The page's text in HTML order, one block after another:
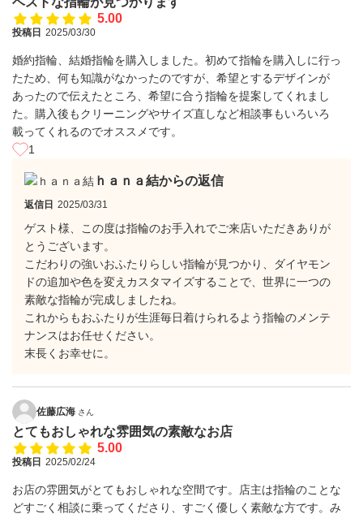
5.00
投稿日 2025/03/30
婚約指輪、結婚指輪を購入しました。初めて指輪を購入しに行っ
たため、何も知識がなかったのですが、希望とするデザインが
あったので伝えたところ、希望に合う指輪を提案してくれまし
た。購入後もクリーニングやサイズ直しなど相談事もいろいろ
載ってくれるのでオススメです。
1
ｈａｎａ結からの返信
返信日 2025/03/31
ゲスト様、この度は指輪のお手入れでご来店いただきありが
とうございます。
こだわりの強いおふたりらしい指輪が見つかり、ダイヤモン
ドの追加や色を変えカスタマイズすることで、世界に一つの
素敵な指輪が完成しましたね。
これからもおふたりが生涯毎日着けられるよう指輪のメンテ
ナンスはお任せください。
末長くお幸せに。
佐藤広海 さん
とてもおしゃれな雰囲気の素敵なお店
5.00
投稿日 2025/02/24
お店の雰囲気がとてもおしゃれな空間です。店主は指輪のことな
どすごく相談に乗ってくださり、すごく優しく素敵な方です。み